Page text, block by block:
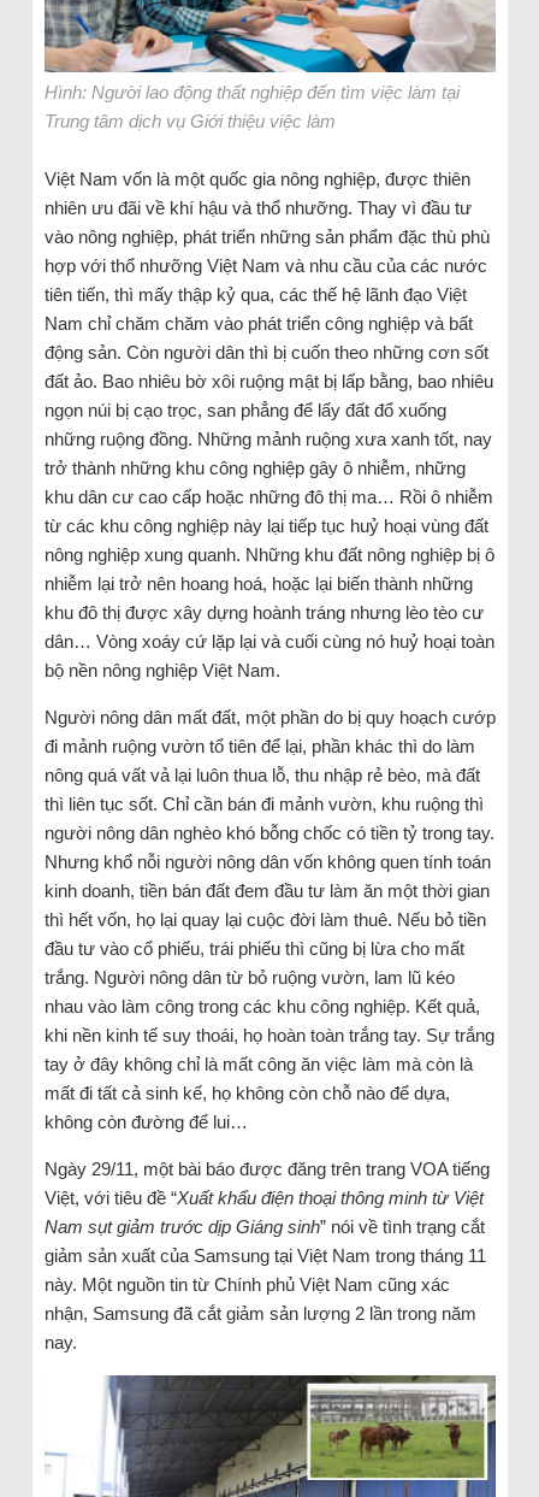
Hình: Người lao động thất nghiệp đến tìm việc làm tại
Trung tâm dịch vụ Giới thiệu việc làm
Việt Nam vốn là một quốc gia nông nghiệp, được thiên
nhiên ưu đãi về khí hậu và thổ nhưỡng. Thay vì đầu tư
vào nông nghiệp, phát triển những sản phẩm đặc thù phù
hợp với thổ nhưỡng Việt Nam và nhu cầu của các nước
tiên tiến, thì mấy thập kỷ qua, các thế hệ lãnh đạo Việt
Nam chỉ chăm chăm vào phát triển công nghiệp và bất
động sản. Còn người dân thì bị cuốn theo những cơn sốt
đất ảo. Bao nhiêu bờ xôi ruộng mật bị lấp bằng, bao nhiêu
ngọn núi bị cạo trọc, san phẳng để lấy đất đổ xuống
những ruộng đồng. Những mảnh ruộng xưa xanh tốt, nay
trở thành những khu công nghiệp gây ô nhiễm, những
khu dân cư cao cấp hoặc những đô thị ma… Rồi ô nhiễm
từ các khu công nghiệp này lại tiếp tục huỷ hoại vùng đất
nông nghiệp xung quanh. Những khu đất nông nghiệp bị ô
nhiễm lại trở nên hoang hoá, hoặc lại biến thành những
khu đô thị được xây dựng hoành tráng nhưng lèo tèo cư
dân… Vòng xoáy cứ lặp lại và cuối cùng nó huỷ hoại toàn
bộ nền nông nghiệp Việt Nam.
Người nông dân mất đất, một phần do bị quy hoạch cướp
đi mảnh ruộng vườn tổ tiên để lại, phần khác thì do làm
nông quá vất vả lại luôn thua lỗ, thu nhập rẻ bèo, mà đất
thì liên tục sốt. Chỉ cần bán đi mảnh vườn, khu ruộng thì
người nông dân nghèo khó bỗng chốc có tiền tỷ trong tay.
Nhưng khổ nỗi người nông dân vốn không quen tính toán
kinh doanh, tiền bán đất đem đầu tư làm ăn một thời gian
thì hết vốn, họ lại quay lại cuộc đời làm thuê. Nếu bỏ tiền
đầu tư vào cổ phiếu, trái phiếu thì cũng bị lừa cho mất
trắng. Người nông dân từ bỏ ruộng vườn, lam lũ kéo
nhau vào làm công trong các khu công nghiệp. Kết quả,
khi nền kinh tế suy thoái, họ hoàn toàn trắng tay. Sự trắng
tay ở đây không chỉ là mất công ăn việc làm mà còn là
mất đi tất cả sinh kế, họ không còn chỗ nào để dựa,
không còn đường để lui…
Ngày 29/11, một bài báo được đăng trên trang VOA tiếng
Việt, với tiêu đề “Xuất khẩu điện thoại thông minh từ Việt
Nam sụt giảm trước dịp Giáng sinh” nói về tình trạng cắt
giảm sản xuất của Samsung tại Việt Nam trong tháng 11
này. Một nguồn tin từ Chính phủ Việt Nam cũng xác
nhận, Samsung đã cắt giảm sản lượng 2 lần trong năm
nay.